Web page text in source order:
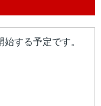
する予定です。